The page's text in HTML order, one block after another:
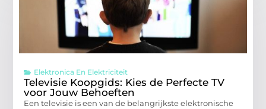
Elektronica En Elektriciteit
Televisie Koopgids: Kies de Perfecte TV
voor Jouw Behoeften
Een televisie is een van de belangrijkste elektronische